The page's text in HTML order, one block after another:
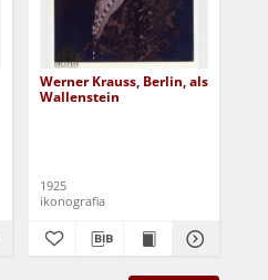
Werner Krauss, Berlin, als
Wallenstein
1925
ikonografia